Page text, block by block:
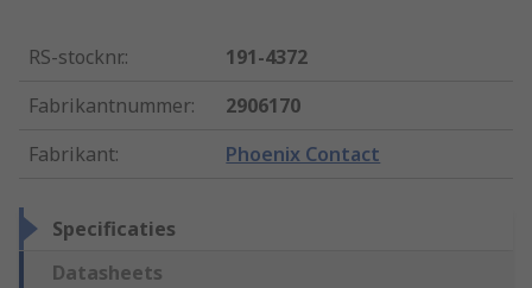
RS-stocknr.:
191-4372
Fabrikantnummer:
2906170
Fabrikant: Phoenix Contact
Specificaties
Datasheets